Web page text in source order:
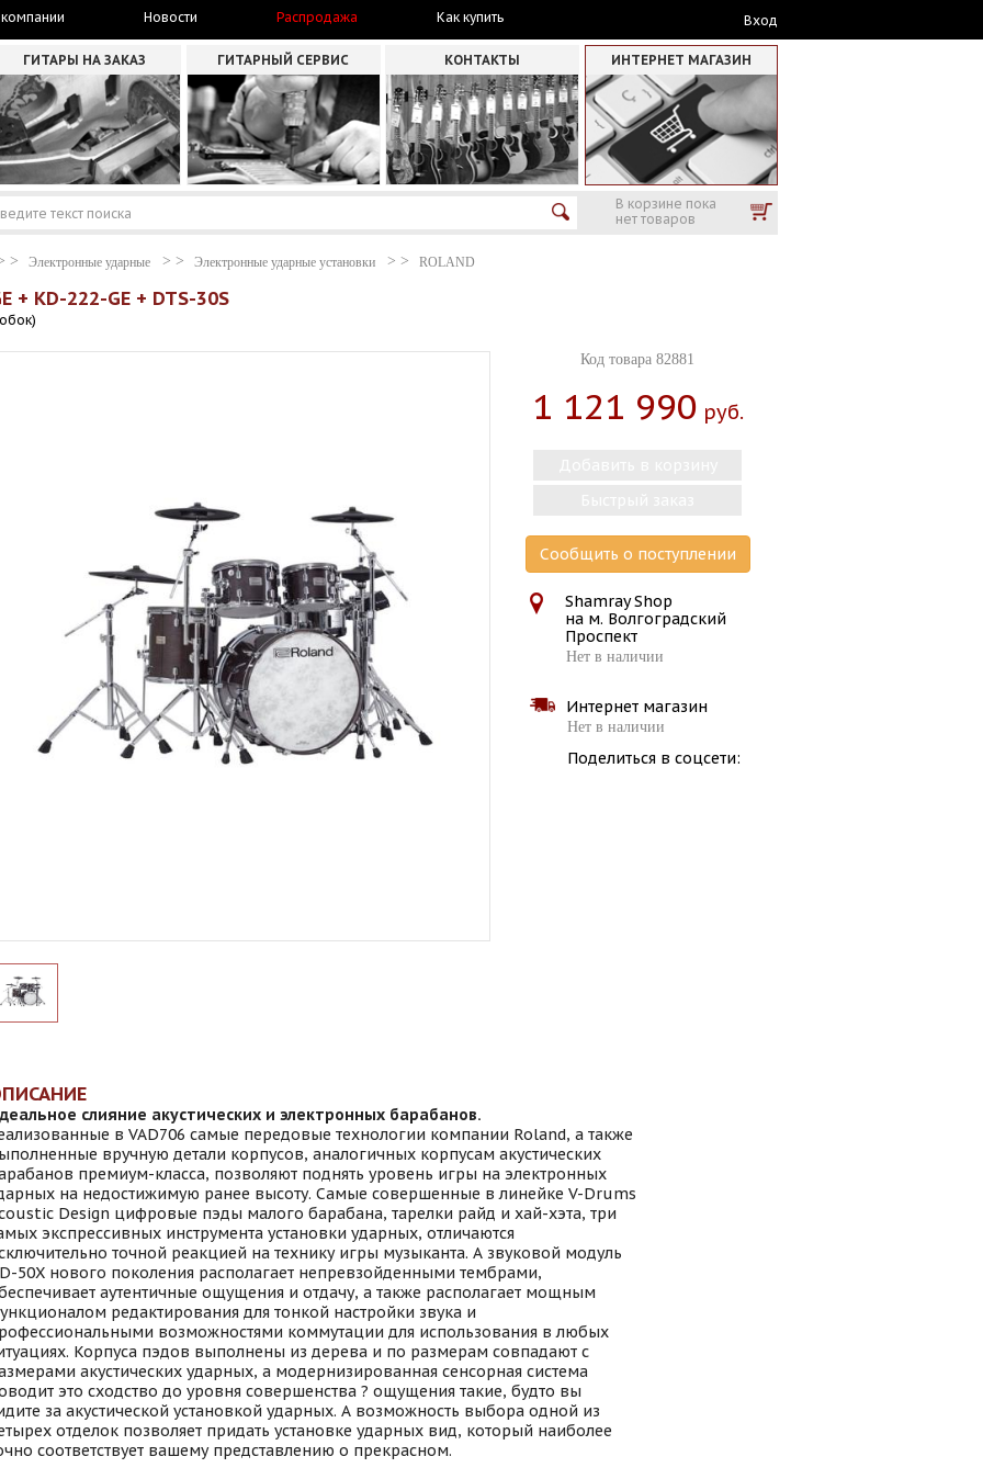
Новости Распродажа Как купить Вход
ГИТАРЫ НА ЗАКАЗ ГИТАРНЫЙ СЕРВИС КОНТАКТЫ ИНТЕРНЕТ МАГАЗИН
В корзине пока
нет товаров
Электронные ударные Электронные ударные установки ROLAND
+ KD-222-GE + DTS-30S
Код товара 82881
1 121 990 Руб.
Сообщить о поступлении
Shamray Shop
на м. Волгоградский
Проспект
Нет в наличии
Интернет магазин
Нет в наличии
Поделиться в соцсети:
слияние акустических и электронных барабанов.
в VAD706 самые передовые технологии компании Roland, а также
вручную детали корпусов, аналогичных корпусам акустических
премиум-класса, позволяют поднять уровень игры на электронных
на недостижимую ранее высоту. Самые совершенные в линейке V-Drums
Design цифровые пэды малого барабана, тарелки райд и хай-хэта, три
экспрессивных инструмента установки ударных, отличаются
точной реакцией на технику игры музыканта. А звуковой модуль
50X нового поколения располагает непревзойденными тембрами,
аутентичные ощущения и отдачу, а также располагает мощным
редактирования для тонкой настройки звука и
возможностями коммутации для использования в любых
Корпуса пэдов выполнены из дерева и по размерам совпадают с
акустических ударных, а модернизированная сенсорная система
это сходство до уровня совершенства ? ощущения такие, будто вы
за акустической установкой ударных. А возможность выбора одной из
отделок позволяет придать установке ударных вид, который наиболее
соответствует вашему представлению о прекрасном.